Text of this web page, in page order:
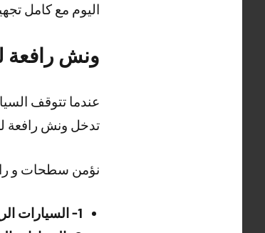
اليوم مع كامل
ونش رافعة
عندما تتوقف
تدخل ونش رافعة
نؤمن سطحات و
1- السيارات الرياضية .